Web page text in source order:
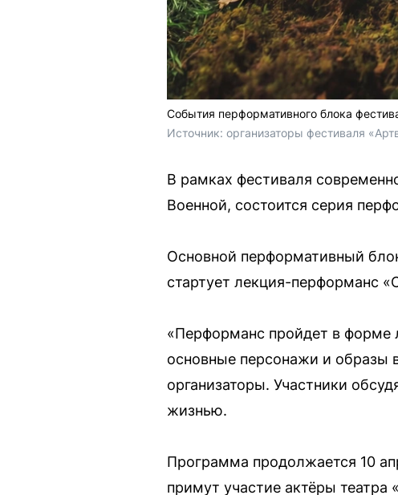
События перформативного блока
Источник: организаторы фестиваля
В рамках фестиваля
Военной, состоится серия
Основной перформативный
стартует лекция-перформанс
«Перформанс пройдет в форме
основные персонажи и образы
организаторы. Участники
жизнью.
Программа продолжается 10
примут участие актёры театра